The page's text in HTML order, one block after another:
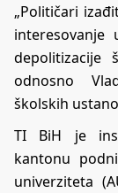
„Političari
depolitizacije
odnosno
školskih
TI BiH je
kantonu
univerziteta